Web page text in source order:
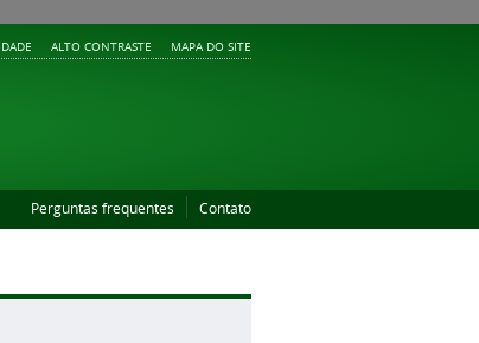
ALTO CONTRASTE MAPA DO SITE
Perguntas frequentes Contato